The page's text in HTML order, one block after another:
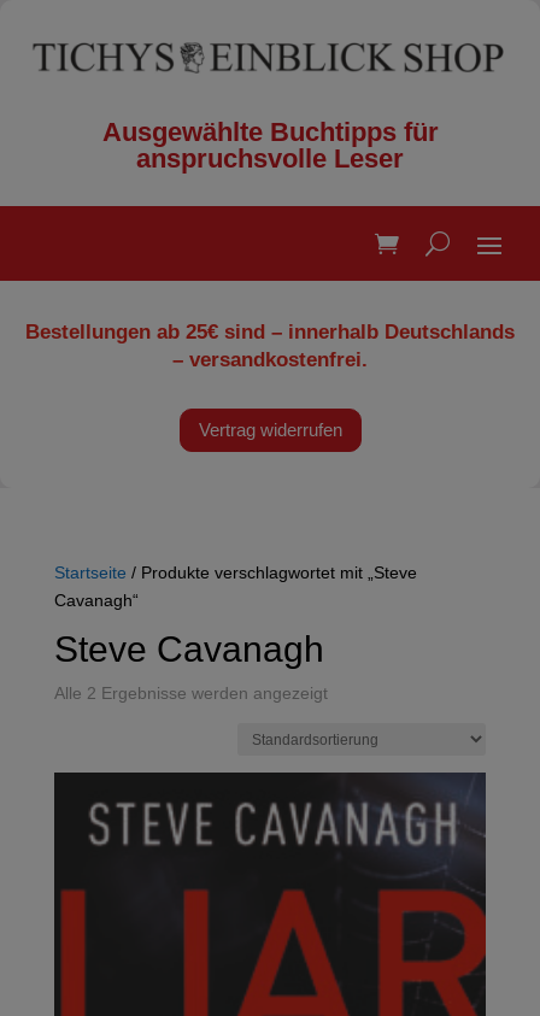
Ausgewählte Buchtipps für
anspruchsvolle Leser
Bestellungen ab 25€ sind – innerhalb Deutschlands
– versandkostenfrei.
Vertrag widerrufen
Startseite / Produkte verschlagwortet mit „Steve
Cavanagh“
Steve Cavanagh
Alle 2 Ergebnisse werden angezeigt